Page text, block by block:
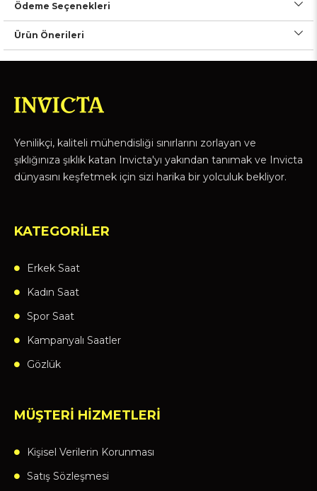
Ödeme Seçenekleri
Ürün Önerileri
Yenilikçi, kaliteli mühendisliği sınırlarını zorlayan ve
şıklığınıza şıklık katan Invicta'yı yakından tanımak ve Invicta
dünyasını keşfetmek için sizi harika bir yolculuk bekliyor.
KATEGORİLER
Erkek Saat
Kadın Saat
Spor Saat
Kampanyalı Saatler
Gözlük
MÜŞTERİ HİZMETLERİ
Kişisel Verilerin Korunması
Satış Sözleşmesi